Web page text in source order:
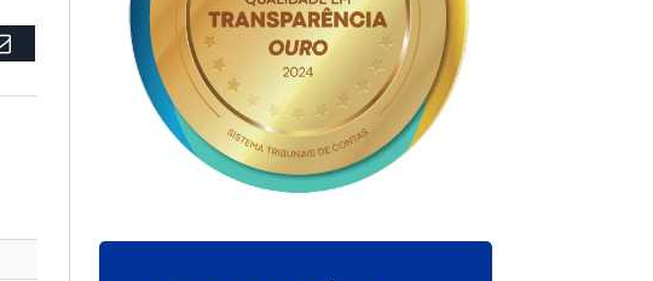
Email